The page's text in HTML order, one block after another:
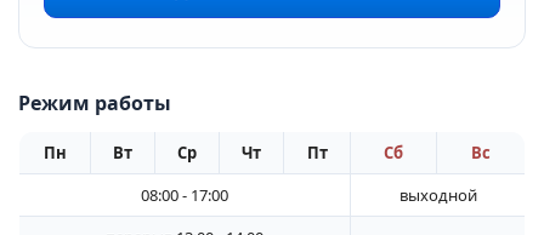
Режим работы
Пн Вт Ср Чт Пт Сб
Вс
08:00 - 17:00
выходной